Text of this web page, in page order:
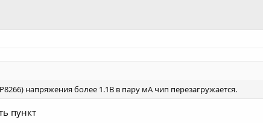
напряжения более 1.1В в пару мА чип перезагружается.
пункт